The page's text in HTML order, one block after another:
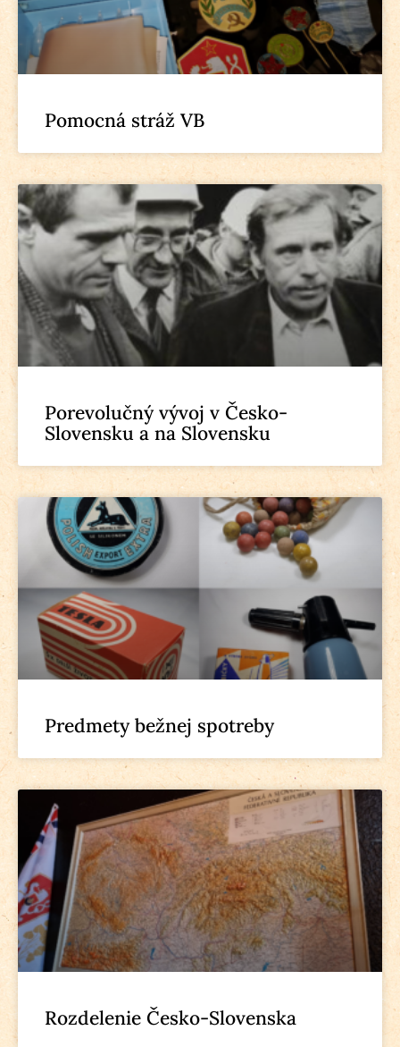
Pomocná stráž VB
Porevolučný vývoj v Česko-
Slovensku a na Slovensku
Predmety bežnej spotreby
Rozdelenie Česko-Slovenska